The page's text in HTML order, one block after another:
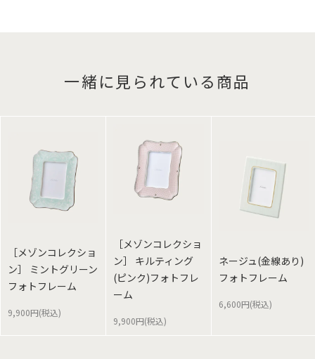
一緒に見られている商品
［メゾンコレクショ
ン］ ミントグリーン
フォトフレーム
9,900円(税込)
［メゾンコレクショ
ン］ キルティング
(ピンク)フォトフレ
ーム
9,900円(税込)
ネージュ(金線あり)
フォトフレーム
6,600円(税込)